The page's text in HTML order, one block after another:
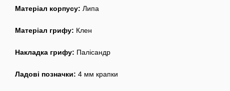
Матеріал корпусу: Липа
Матеріал грифу: Клен
Накладка грифу: Палісандр
Ладові позначки: 4 мм крапки